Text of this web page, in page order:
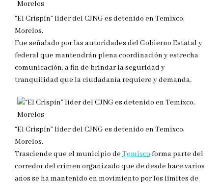
“El Crispín” líder del CJNG es detenido en Temixco,
Morelos.
Fue señalado por las autoridades del Gobierno Estatal y
federal que mantendrán plena coordinación y estrecha
comunicación, a fin de brindar la seguridad y
tranquilidad que la ciudadanía requiere y demanda.
“El Crispín” líder del CJNG es detenido en Temixco,
Morelos.
Trasciende que el municipio de Temixco forma parte del
corredor del crimen organizado que de desde hace varios
años se ha mantenido en movimiento por los límites de